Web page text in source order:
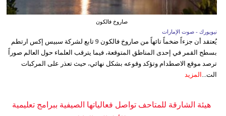
صاروخ فالكون
نيويورك - صوت الإمارات
يُعتقد أن جزءاً ضخماً تائهاً من صاروخ فالكون 9 تابع لشركة سبيس إكس ارتطم
بسطح القمر في إحدى المناطق المتوقعة، فيما يترقب العلماء حول العالم صوراً
ترصد موقع الاصطدام وتؤكد وقوعه بشكل نهائي، حيث تعذر على المركبات
الت...
المزيد
هيئة الشارقة للمتاحف تواصل فعالياتها الصيفية ببرامج تعليمية